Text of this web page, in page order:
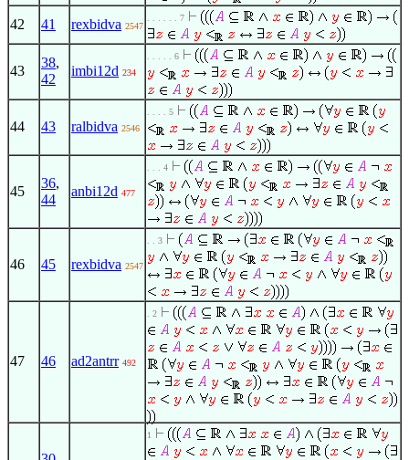
42 41 rexbidva 2547
. . . . . . 7
43
38,
42
imbi12d 234
. . . . . 6
44 43 ralbidva 2546
. . . . 5
45
36,
44
anbi12d 477
. . . 4
46 45 rexbidva 2547
. . 3
47 46 ad2antrr 492
. 2
1